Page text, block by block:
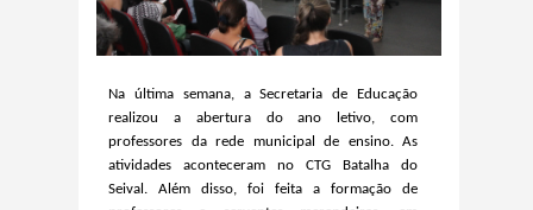
Na última semana, a Secretaria de Educação
realizou a abertura do ano letivo, com
professores da rede municipal de ensino. As
atividades aconteceram no CTG Batalha do
Seival. Além disso, foi feita a formação de